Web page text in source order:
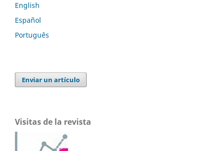
English
Español
Português
Enviar un artículo
Visitas de la revista